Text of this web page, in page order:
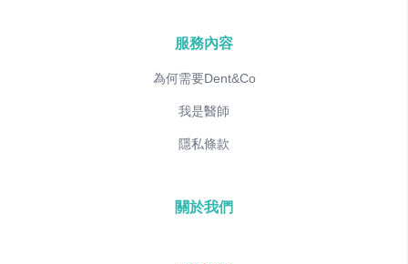
服務內容
為何需要Dent&Co
我是醫師
隱私條款
關於我們